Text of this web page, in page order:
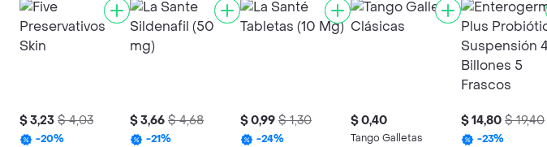
$ 3,23 $ 4,03
-20%
$ 3,66 $ 4,68
-21%
$ 0,99 $ 1,30
-24%
$ 0,40
Tango Galletas
$ 14,80 $ 19,40
-23%